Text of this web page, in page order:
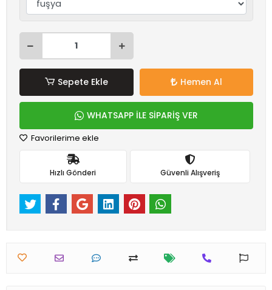
Sepete Ekle Hemen Al
WHATSAPP İLE SİPARİŞ VER
Favorilerime ekle
Hızlı Gönderi Güvenli Alışveriş